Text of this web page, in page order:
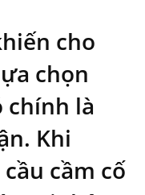
cho
chọn
chính là
Khi
cầm cố